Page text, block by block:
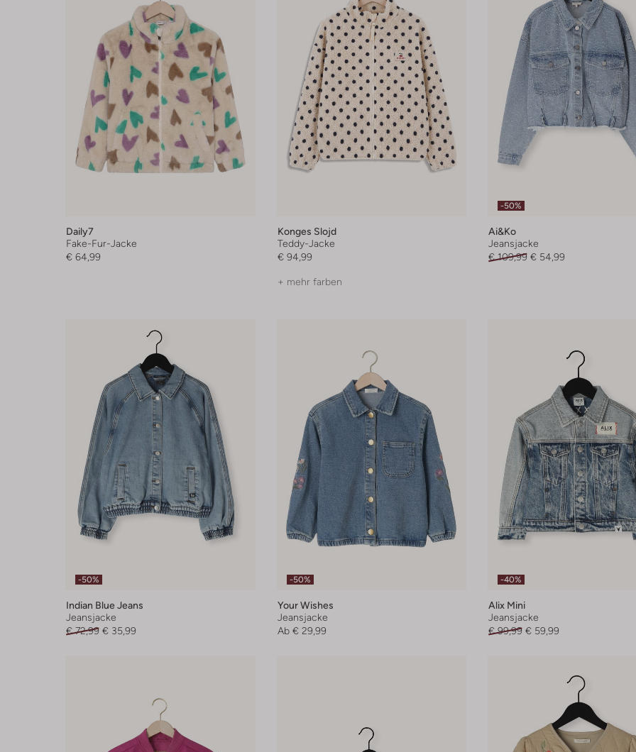
Daily7
Fake-Fur-Jacke
€ 64,99
Konges Slojd
Teddy-Jacke
€ 94,99
+ mehr farben
-50%
Ai&ko
Jeansjacke
€ 109,99 € 54,99
-50%
Indian Blue Jeans
Jeansjacke
€ 72,99 € 35,99
-50%
Your Wishes
Jeansjacke
Ab € 29,99
-40%
Alix Mini
Jeansjacke
€ 99,99 € 59,99